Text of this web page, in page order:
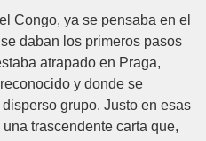
Congo, ya se pensaba en el
daban los primeros pasos
atrapado en Praga,
y donde se
grupo. Justo en esas
trascendente carta que,